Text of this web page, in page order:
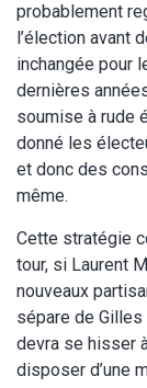
probablement
l’élection avant
inchangée pour
dernières
soumise à rude
donné les
et donc des
même.
Cette stratégie
tour, si Laurent
nouveaux
sépare de
devra se hisser
disposer d’une